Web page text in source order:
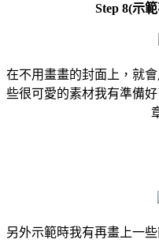
Step 8(示
在不用畫畫的封面上，就
些很可愛的素材我有準備
另外示範時我有再畫上一